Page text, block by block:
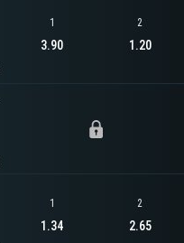
1
3.90
2
1.20
1
1.34
2
2.65